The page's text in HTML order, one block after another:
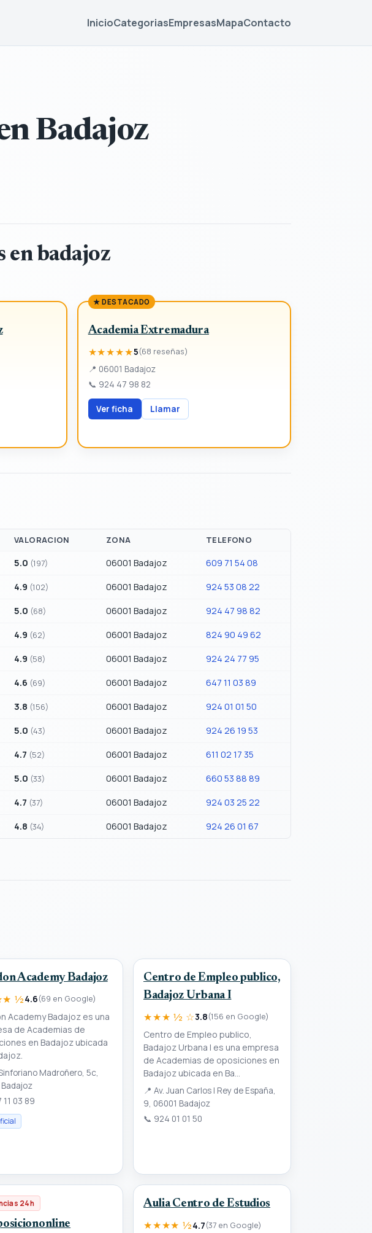
InicioCategoriasEmpresasMapaContacto
Badajoz
en badajoz
★ DESTACADO
Academia Extremadura
★★★★★5(68 reseñas)
📍 06001 Badajoz
📞 924 47 98 82
Ver ficha Llamar
VALORACION ZONA TELEFONO
5.0 (197) 06001 Badajoz 609 71 54 08
4.9 (102) 06001 Badajoz 924 53 08 22
5.0 (68) 06001 Badajoz 924 47 98 82
4.9 (62) 06001 Badajoz 824 90 49 62
4.9 (58) 06001 Badajoz 924 24 77 95
4.6 (69) 06001 Badajoz 647 11 03 89
3.8 (156) 06001 Badajoz 924 01 01 50
5.0 (43) 06001 Badajoz 924 26 19 53
4.7 (52) 06001 Badajoz 611 02 17 35
5.0 (33) 06001 Badajoz 660 53 88 89
4.7 (37) 06001 Badajoz 924 03 25 22
4.8 (34) 06001 Badajoz 924 26 01 67
Academy Badajoz
½4.6(69 en Google)
Academy Badajoz es una
de Academias de
en Badajoz ubicada
Madroñero, 5c,
11 03 89
Centro de Empleo publico,
Badajoz Urbana I
★★★ ½ ☆3.8(156 en Google)
Centro de Empleo publico,
Badajoz Urbana I es una empresa
de Academias de oposiciones en
Badajoz ubicada en Ba...
📍 Av. Juan Carlos I Rey de España,
9, 06001 Badajoz
📞 924 01 01 50
24h Aulia Centro de Estudios
★★★★ ½4.7(37 en Google)